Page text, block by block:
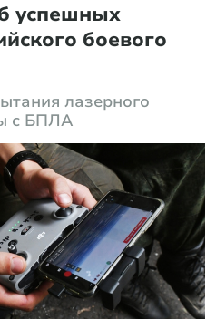
успешных
боевого
лазерного
с БПЛА